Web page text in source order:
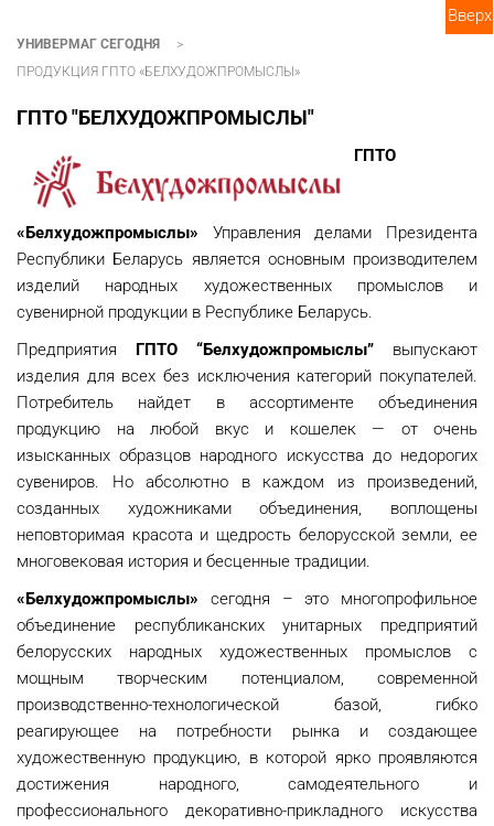
УНИВЕРМАГ СЕГОДНЯ
>
ПРОДУКЦИЯ ГПТО «БЕЛХУДОЖПРОМЫСЛЫ»
ГПТО "БЕЛХУДОЖПРОМЫСЛЫ"
ГПТО
«Белхудожпромыслы» Управления делами Президента
Республики Беларусь является основным производителем
изделий народных художественных промыслов и
сувенирной продукции в Республике Беларусь.
Предприятия ГПТО “Белхудожпромыслы” выпускают
изделия для всех без исключения категорий покупателей.
Потребитель найдет в ассортименте объединения
продукцию на любой вкус и кошелек — от очень
изысканных образцов народного искусства до недорогих
сувениров. Но абсолютно в каждом из произведений,
созданных художниками объединения, воплощены
неповторимая красота и щедрость белорусской земли, ее
многовековая история и бесценные традиции.
«Белхудожпромыслы» сегодня – это многопрофильное
объединение республиканских унитарных предприятий
белорусских народных художественных промыслов с
мощным творческим потенциалом, современной
производственно-технологической базой, гибко
реагирующее на потребности рынка и создающее
художественную продукцию, в которой ярко проявляются
достижения народного, самодеятельного и
профессионального декоративно-прикладного искусства
Вверх